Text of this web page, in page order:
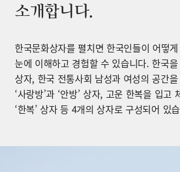
소개합니다.
한국문화상자를 펼치면 한국인들이 어떻
눈에 이해하고 경험할 수 있습니다. 한국을
상자, 한국 전통사회 남성과 여성의 공간
‘사랑방’과 ‘안방’ 상자, 고운 한복을 입고
‘한복’ 상자 등 4개의 상자로 구성되어 있